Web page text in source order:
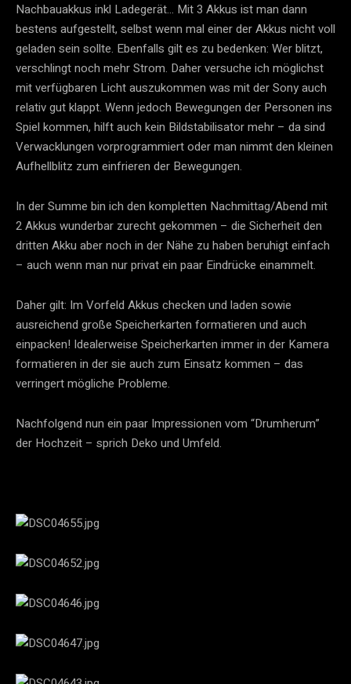
Nachbauakkus inkl Ladegerät… Mit 3 Akkus ist man dann
bestens aufgestellt, selbst wenn mal einer der Akkus nicht voll
geladen sein sollte. Ebenfalls gilt es zu bedenken: Wer blitzt,
verschlingt noch mehr Strom. Daher versuche ich möglichst
mit verfügbaren Licht auszukommen was mit der Sony auch
relativ gut klappt. Wenn jedoch Bewegungen der Personen ins
Spiel kommen, hilft auch kein Bildstabilisator mehr – da sind
Verwacklungen vorprogrammiert oder man nimmt den kleinen
Aufhellblitz zum einfrieren der Bewegungen.
In der Summe bin ich den kompletten Nachmittag/Abend mit
2 Akkus wunderbar zurecht gekommen – die Sicherheit den
dritten Akku aber noch in der Nähe zu haben beruhigt einfach
– auch wenn man nur privat ein paar Eindrücke einammelt.
Daher gilt: Im Vorfeld Akkus checken und laden sowie
ausreichend große Speicherkarten formatieren und auch
einpacken! Idealerweise Speicherkarten immer in der Kamera
formatieren in der sie auch zum Einsatz kommen – das
verringert mögliche Probleme.
Nachfolgend nun ein paar Impressionen vom “Drumherum”
der Hochzeit – sprich Deko und Umfeld.